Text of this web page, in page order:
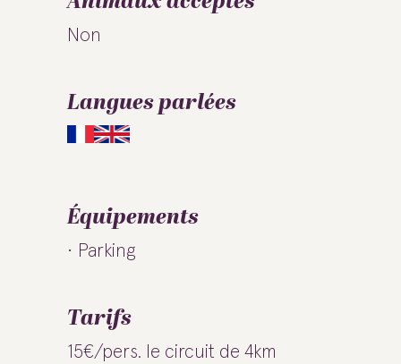
Non
Langues parlées
Équipements
Parking
Tarifs
15€/pers. le circuit de 4km